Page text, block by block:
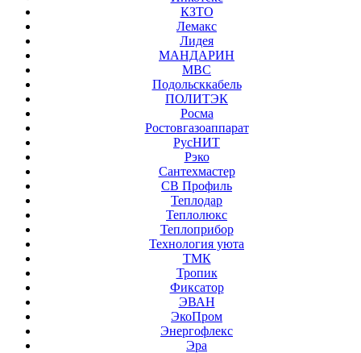
КЗТО
Лемакс
Лидея
МАНДАРИН
МВС
Подольсккабель
ПОЛИТЭК
Росма
Ростовгазоаппарат
РусНИТ
Рэко
Сантехмастер
СВ Профиль
Теплодар
Теплолюкс
Теплоприбор
Технология уюта
ТМК
Тропик
Фиксатор
ЭВАН
ЭкоПром
Энергофлекс
Эра